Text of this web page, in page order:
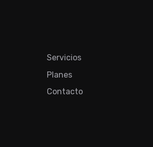
Servicios
Planes
Contacto